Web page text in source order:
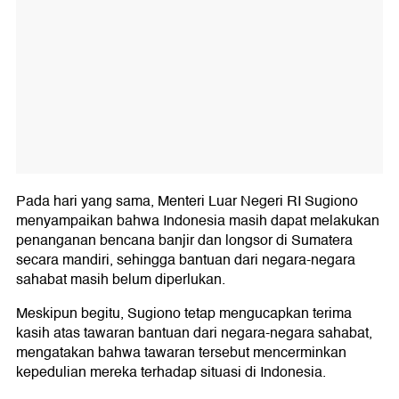
Pada hari yang sama, Menteri Luar Negeri RI Sugiono
menyampaikan bahwa Indonesia masih dapat melakukan
penanganan bencana banjir dan longsor di Sumatera
secara mandiri, sehingga bantuan dari negara-negara
sahabat masih belum diperlukan.
Meskipun begitu, Sugiono tetap mengucapkan terima
kasih atas tawaran bantuan dari negara-negara sahabat,
mengatakan bahwa tawaran tersebut mencerminkan
kepedulian mereka terhadap situasi di Indonesia.